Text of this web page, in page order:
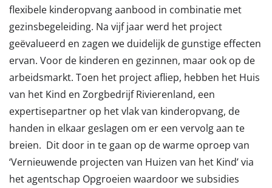
flexibele kinderopvang aanbood in combinatie met
gezinsbegeleiding. Na vijf jaar werd het project
geëvalueerd en zagen we duidelijk de gunstige effecten
ervan. Voor de kinderen en gezinnen, maar ook op de
arbeidsmarkt. Toen het project afliep, hebben het Huis
van het Kind en Zorgbedrijf Rivierenland, een
expertisepartner op het vlak van kinderopvang, de
handen in elkaar geslagen om er een vervolg aan te
breien. Dit door in te gaan op de warme oproep van
‘Vernieuwende projecten van Huizen van het Kind’ via
het agentschap Opgroeien waardoor we subsidies